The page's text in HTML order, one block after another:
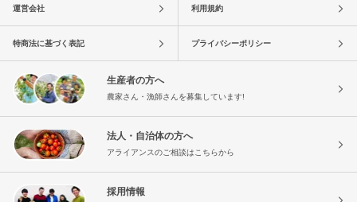
運営会社 利用規約
特商法に基づく表記 プライバシーポリシー
生産者の方へ
農家さん・漁師さんを募集しています!
法人・自治体の方へ
アライアンスのご相談はこちらから
採用情報